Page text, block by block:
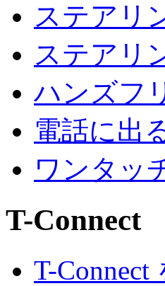
ステアリ
ステアリ
ハンズフ
電話に出
ワンタッ
T-Connect
T-Connect